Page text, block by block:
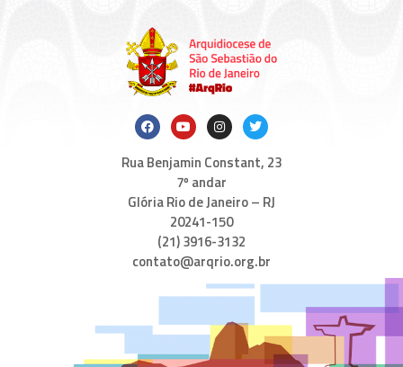
Rua Benjamin Constant, 23
7º andar
Glória Rio de Janeiro – RJ
20241-150
(21) 3916-3132
contato@arqrio.org.br